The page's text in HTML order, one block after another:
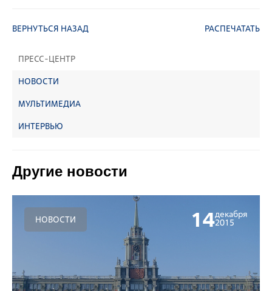
ПРЕСС-ЦЕНТР
НОВОСТИ
МУЛЬТИМЕДИА
ИНТЕРВЬЮ
ВЕРНУТЬСЯ НАЗАД РАСПЕЧАТАТЬ
Другие новости
НОВОСТИ 14декабря
2015